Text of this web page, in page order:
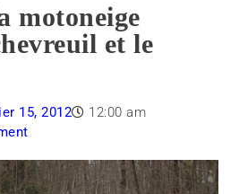
motoneige
et le
15, 2012
12:00 am